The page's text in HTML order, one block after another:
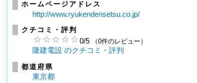
ホームページアドレス
http://www.ryukendensetsu.co.jp/
クチコミ・評判
0/5 （0件のレビュー）
隆建電設 のクチコミ・評判
都道府県
東京都